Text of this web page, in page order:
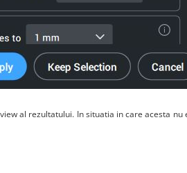
al rezultatului. In situatia in care acesta